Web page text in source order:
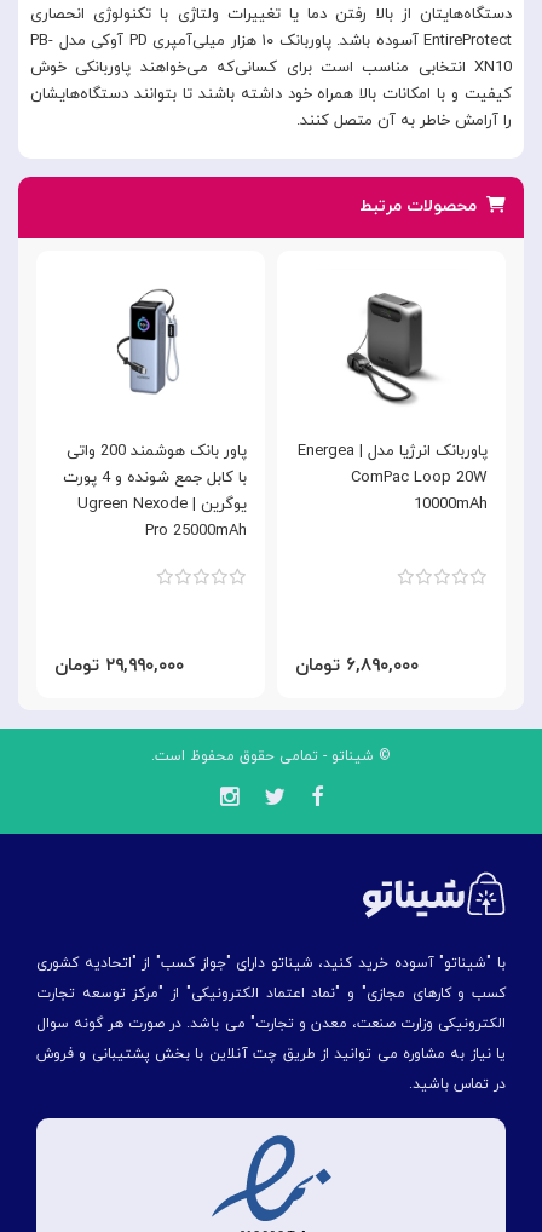
دستگاه‌هایتان از بالا رفتن دما یا تغییرات ولتاژی با تکنولوژی انحصاری
EntireProtect آسوده باشد. پاوربانک ۱۰ هزار میلی‌آمپری PD آوکی مدل PB-
XN10 انتخابی مناسب است برای کسانی‌که می‌خواهند پاوربانکی خوش
کیفیت و با امکانات بالا همراه خود داشته باشند تا بتوانند دستگاه‌هایشان
را آرامش خاطر به آن متصل کنند.
محصولات مرتبط
پاور بانک هوشمند 200 واتی
با کابل جمع شونده و 4 پورت
یوگرین | Ugreen Nexode
Pro 25000mAh
۲۹,۹۹۰,۰۰۰ تومان
پاوربانک انرژیا مدل | Energea
ComPac Loop 20W
10000mAh
۶,۸۹۰,۰۰۰ تومان
© شیناتو - تمامی حقوق محفوظ است.
با "شیناتو" آسوده خرید کنید، شیناتو دارای "جواز کسب" از "اتحادیه کشوری
کسب و کارهای مجازی" و "نماد اعتماد الکترونیکی" از "مركز توسعه تجارت
الكترونیكی وزارت صنعت، معدن و تجارت" می باشد. در صورت هر گونه سوال
یا نیاز به مشاوره می توانید از طریق چت آنلاین با بخش پشتیبانی و فروش
در تماس باشید.